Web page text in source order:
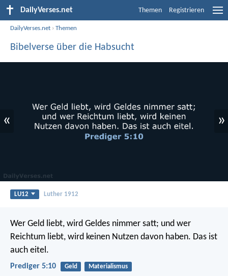
DailyVerses.net Themen Registrieren
DailyVerses.net ›Themen
Bibelverse über die Habsucht
« »
LU12 Luther 1912
Wer Geld liebt, wird Geldes nimmer satt; und wer
Reichtum liebt, wird keinen Nutzen davon haben. Das ist
auch eitel.
Prediger 5:10 Geld Materialismus